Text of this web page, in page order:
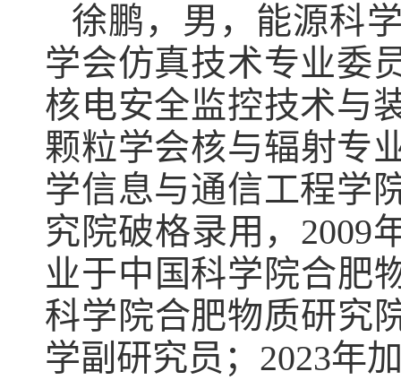
徐鹏，男，能源科
学会仿真技术专业委
核电安全监控技术与
颗粒学会核与辐射专
学信息与通信工程学
究院破格录用， 2009
业于中国科学院合肥
科学院合肥物质研究
学副研究员； 2023年